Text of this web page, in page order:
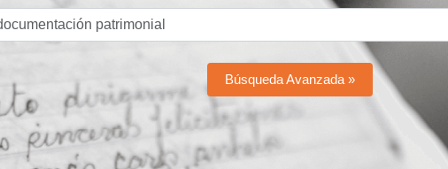
Búsqueda Avanzada »